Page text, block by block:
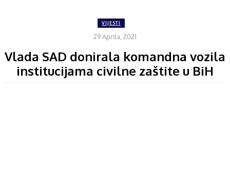
VIJESTI
29 Aprila, 2021
Vlada SAD donirala komandna vozila
institucijama civilne zaštite u BiH